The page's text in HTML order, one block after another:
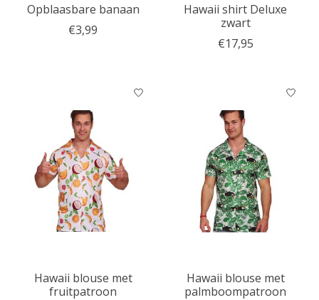
Opblaasbare banaan
€3,99
Hawaii shirt Deluxe
zwart
€17,95
Hawaii blouse met
fruitpatroon
Hawaii blouse met
palmboompatroon